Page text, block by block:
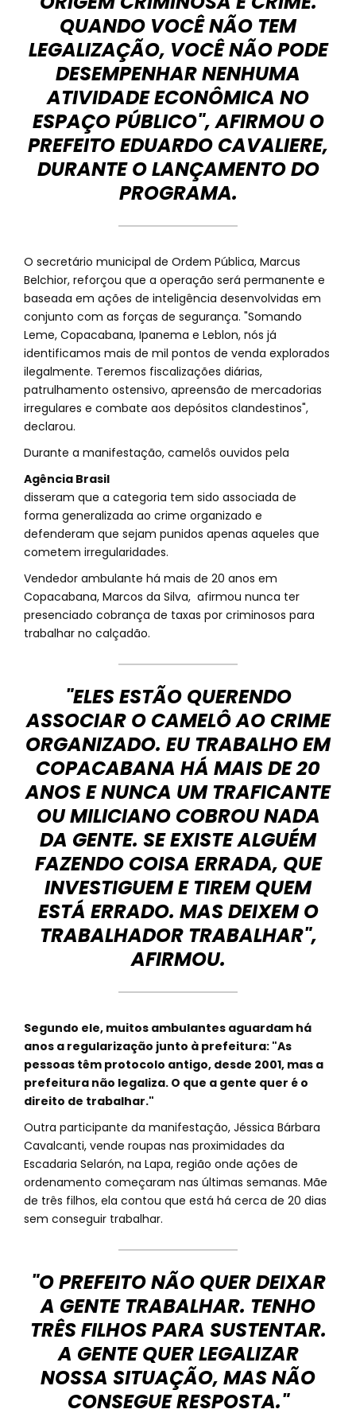
QUANDO VOCÊ NÃO TEM
LEGALIZAÇÃO, VOCÊ NÃO PODE
DESEMPENHAR NENHUMA
ATIVIDADE ECONÔMICA NO
ESPAÇO PÚBLICO", AFIRMOU O
PREFEITO EDUARDO CAVALIERE,
DURANTE O LANÇAMENTO DO
PROGRAMA.
O secretário municipal de Ordem Pública, Marcus
Belchior, reforçou que a operação será permanente e
baseada em ações de inteligência desenvolvidas em
conjunto com as forças de segurança. "Somando
Leme, Copacabana, Ipanema e Leblon, nós já
identificamos mais de mil pontos de venda explorados
ilegalmente. Teremos fiscalizações diárias,
patrulhamento ostensivo, apreensão de mercadorias
irregulares e combate aos depósitos clandestinos",
declarou.
Durante a manifestação, camelôs ouvidos pela
Agência Brasil
disseram que a categoria tem sido associada de
forma generalizada ao crime organizado e
defenderam que sejam punidos apenas aqueles que
cometem irregularidades.
Vendedor ambulante há mais de 20 anos em
Copacabana, Marcos da Silva, afirmou nunca ter
presenciado cobrança de taxas por criminosos para
trabalhar no calçadão.
"ELES ESTÃO QUERENDO
ASSOCIAR O CAMELÔ AO CRIME
ORGANIZADO. EU TRABALHO EM
COPACABANA HÁ MAIS DE 20
ANOS E NUNCA UM TRAFICANTE
OU MILICIANO COBROU NADA
DA GENTE. SE EXISTE ALGUÉM
FAZENDO COISA ERRADA, QUE
INVESTIGUEM E TIREM QUEM
ESTÁ ERRADO. MAS DEIXEM O
TRABALHADOR TRABALHAR",
AFIRMOU.
Segundo ele, muitos ambulantes aguardam há
anos a regularização junto à prefeitura: "As
pessoas têm protocolo antigo, desde 2001, mas a
prefeitura não legaliza. O que a gente quer é o
direito de trabalhar."
Outra participante da manifestação, Jéssica Bárbara
Cavalcanti, vende roupas nas proximidades da
Escadaria Selarón, na Lapa, região onde ações de
ordenamento começaram nas últimas semanas. Mãe
de três filhos, ela contou que está há cerca de 20 dias
sem conseguir trabalhar.
"O PREFEITO NÃO QUER DEIXAR
A GENTE TRABALHAR. TENHO
TRÊS FILHOS PARA SUSTENTAR.
A GENTE QUER LEGALIZAR
NOSSA SITUAÇÃO, MAS NÃO
CONSEGUE RESPOSTA."